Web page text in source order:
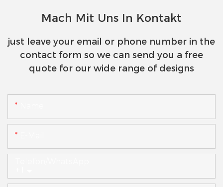
Mach Mit Uns In Kontakt
just leave your email or phone number in the
contact form so we can send you a free
quote for our wide range of designs